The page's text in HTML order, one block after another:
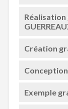
Réalisation
Création
Exemple